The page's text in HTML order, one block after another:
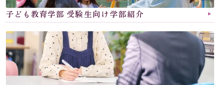
子ども教育学部 受験生向け学部紹介 ▶︎